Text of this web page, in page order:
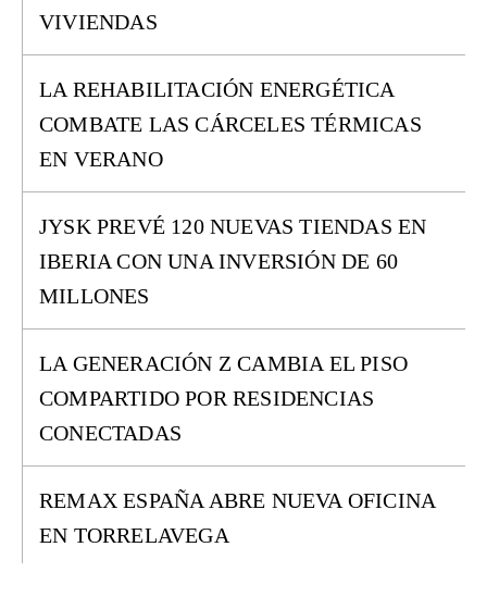
VIVIENDAS
LA REHABILITACIÓN ENERGÉTICA
COMBATE LAS CÁRCELES TÉRMICAS
EN VERANO
JYSK PREVÉ 120 NUEVAS TIENDAS EN
IBERIA CON UNA INVERSIÓN DE 60
MILLONES
LA GENERACIÓN Z CAMBIA EL PISO
COMPARTIDO POR RESIDENCIAS
CONECTADAS
REMAX ESPAÑA ABRE NUEVA OFICINA
EN TORRELAVEGA